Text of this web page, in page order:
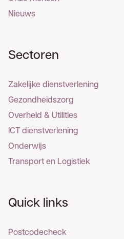
Nieuws
Sectoren
Zakelijke dienstverlening
Gezondheidszorg
Overheid & Utilities
ICT dienstverlening
Onderwijs
Transport en Logistiek
Quick links
Postcodecheck